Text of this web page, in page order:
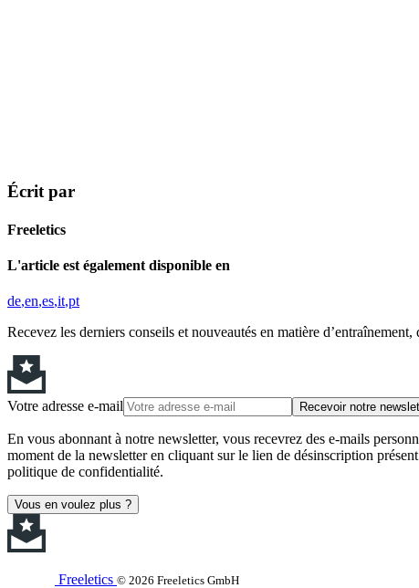
Écrit par
Freeletics
L'article est également disponible en
de en es it pt
Recevez les derniers conseils et nouveautés en matière
Votre adresse e-mail Recevoir notre
En vous abonnant à notre newsletter, vous recevrez des e-mails
moment de la newsletter en cliquant sur le lien de désinscription
politique de confidentialité.
Vous en voulez plus ?
Freeletics © 2026 Freeletics GmbH